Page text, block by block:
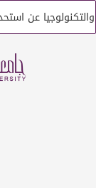
عن
عن